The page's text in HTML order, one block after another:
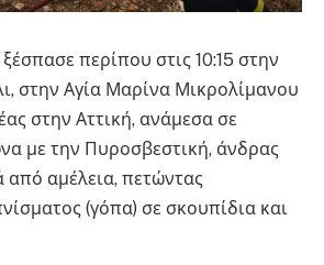
περίπου στις 10:15 στην
στην Αγία Μαρίνα Μικρολίμανου
στην Αττική, ανάμεσα σε
με την Πυροσβεστική, άνδρας
αμέλεια, πετώντας
(γόπα) σε σκουπίδια και